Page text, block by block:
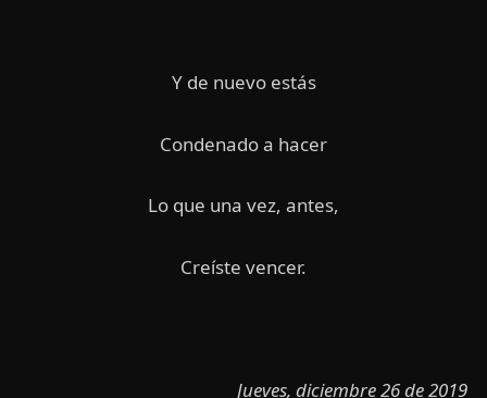
Y de nuevo estás
Condenado a hacer
Lo que una vez, antes,
Creíste vencer.
Jueves, diciembre 26 de 2019